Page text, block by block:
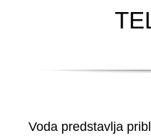
Voda predstavlja